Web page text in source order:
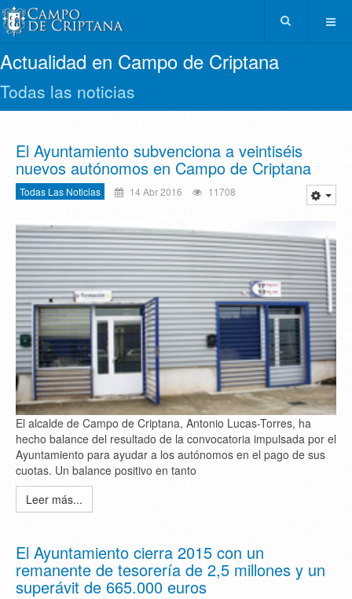
Actualidad en Campo de Criptana
Todas las noticias
El Ayuntamiento subvenciona a veintiséis
nuevos autónomos en Campo de Criptana
Todas Las Noticias 14 Abr 2016 11708
El alcalde de Campo de Criptana, Antonio Lucas-Torres, ha
hecho balance del resultado de la convocatoria impulsada por el
Ayuntamiento para ayudar a los autónomos en el pago de sus
cuotas. Un balance positivo en tanto
Leer más...
El Ayuntamiento cierra 2015 con un
remanente de tesorería de 2,5 millones y un
superávit de 665.000 euros